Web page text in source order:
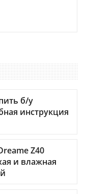
б/у
инструкция
Z40
и влажная